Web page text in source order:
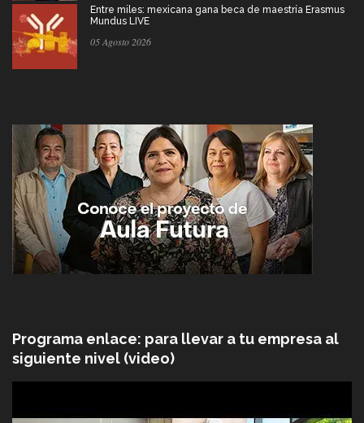
Entre miles: mexicana gana beca de maestría Erasmus
Mundus LIVE
05 Agosto 2026
Programa enlace: para llevar a tu empresa al
siguiente nivel (video)